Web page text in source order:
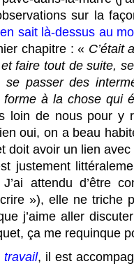
sur la
sait là-dessus au
chapitre : « C’était
faire tout de suite,
se passer des
à la chose qui
loin de nous pour y
oui, on a beau
doit avoir un lien avec
justement
attendu d’être
»), elle ne triche
j’aime aller
ça me requinque
travail, il est